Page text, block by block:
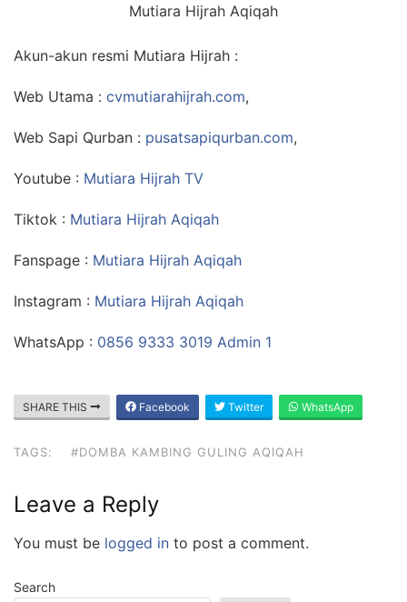
Mutiara Hijrah Aqiqah
Akun-akun resmi Mutiara Hijrah :
Web Utama : cvmutiarahijrah.com,
Web Sapi Qurban : pusatsapiqurban.com,
Youtube : Mutiara Hijrah TV
Tiktok : Mutiara Hijrah Aqiqah
Fanspage : Mutiara Hijrah Aqiqah
Instagram : Mutiara Hijrah Aqiqah
WhatsApp : 0856 9333 3019 Admin 1
SHARE THIS Facebook Twitter WhatsApp
TAGS: #DOMBA KAMBING GULING AQIQAH
Leave a Reply
You must be logged in to post a comment.
Search